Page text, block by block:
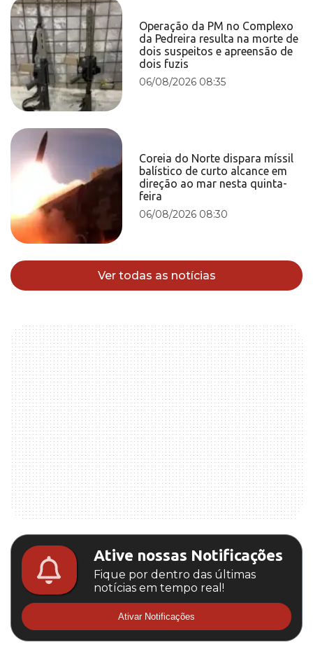
Operação da PM no Complexo
da Pedreira resulta na morte de
dois suspeitos e apreensão de
dois fuzis
06/08/2026 08:35
Coreia do Norte dispara míssil
balístico de curto alcance em
direção ao mar nesta quinta-
feira
06/08/2026 08:30
Ver todas as notícias
Ative nossas Notificações
Fique por dentro das últimas
notícias em tempo real!
Ativar Notificações